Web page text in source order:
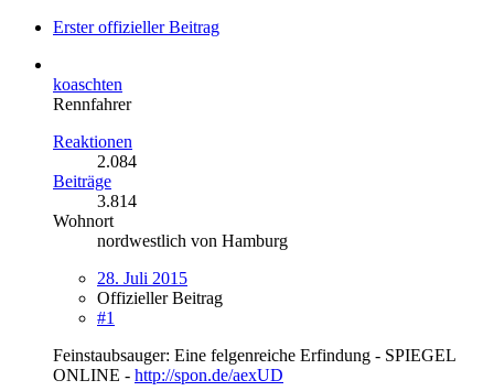
Erster offizieller Beitrag
koaschten
Rennfahrer
Reaktionen
2.084
Beiträge
3.814
Wohnort
nordwestlich von Hamburg
28. Juli 2015
Offizieller Beitrag
#1
Feinstaubsauger: Eine felgenreiche Erfindung - SPIEGEL
ONLINE - http://spon.de/aexUD